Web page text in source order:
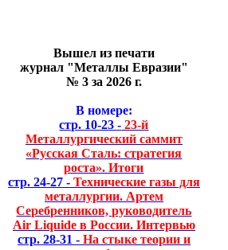
Вышел из печати
журнал "Металлы Евразии"
№ 3 за 2026 г.
В номере:
стр. 10-23 - 23-й
Металлургический саммит
«Русская Сталь: стратегия
роста». Итоги
стр. 24-27 - Технические газы для
металлургии. Артем
Серебренников, руководитель
Air Liquide в России. Интервью
стр. 28-31 - На стыке теории и